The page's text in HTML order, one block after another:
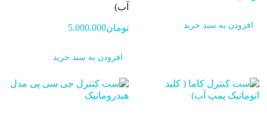
افزودن به سبد خرید
آب)
تومان5.000.000
افزودن به سبد خرید